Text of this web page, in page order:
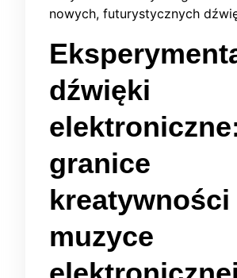
nowych, futurystycznych
dźwięki
granice
kreatywności
muzyce